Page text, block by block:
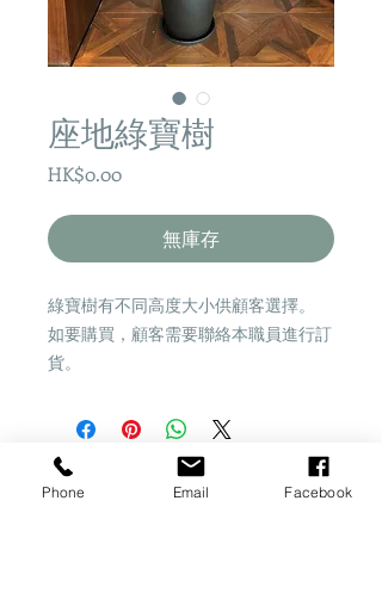
座地綠寶樹
HK$0.00價
無庫存
綠寶樹有不同高度大小供顧客選擇。
如要購買，顧客需要聯絡本職員進行訂
貨。
Share
Phone Email Facebook